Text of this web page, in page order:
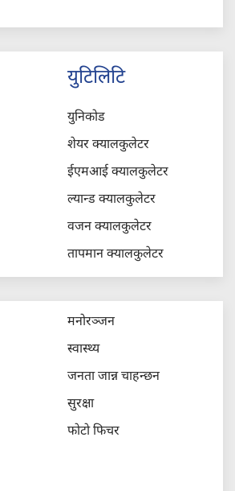
युटिलिटि
युनिकोड
शेयर क्यालकुलेटर
ईएमआई क्यालकुलेटर
ल्यान्ड क्यालकुलेटर
वजन क्यालकुलेटर
तापमान क्यालकुलेटर
मनोरञ्जन
स्वास्थ्य
जनता जान्न चाहन्छन
सुरक्षा
फोटो फिचर